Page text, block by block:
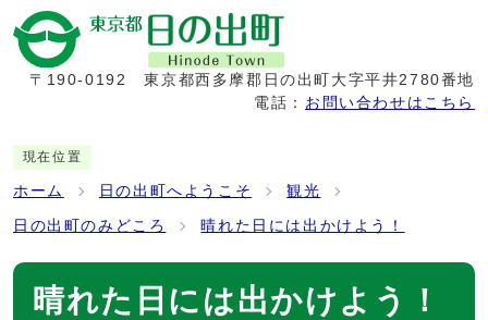
〒190-0192
東京都西多摩郡日の出町大字平井2780番地
電話： お問い合わせはこちら
現在位置
ホーム 日の出町へようこそ 観光
日の出町のみどころ 晴れた日には出かけよう！
晴れた日には出かけよう！